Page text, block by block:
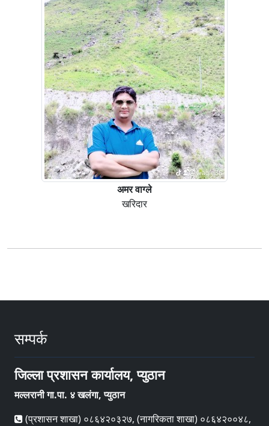
अमर वाग्ले
खरिदार
सम्पर्क
जिल्ला प्रशासन कार्यालय, प्युठान
मल्लरानी गा.पा. ४ खलंगा, प्युठान
(प्रशासन शाखा) ०८६४२०३२७, (नागरिकता शाखा) ०८६४२००४८,